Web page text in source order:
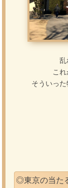
乱
こ
そういっ
◎東京の当た